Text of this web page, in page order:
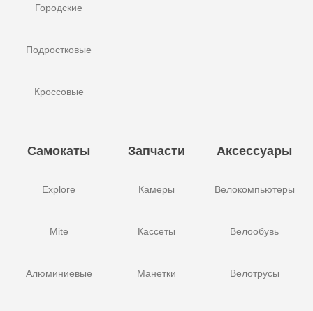
Городские
Подростковые
Кроссовые
Самокаты
Explore
Mite
Алюминиевые
Запчасти
Камеры
Кассеты
Манетки
Аксессуары
Велокомпьютеры
Велообувь
Велотрусы